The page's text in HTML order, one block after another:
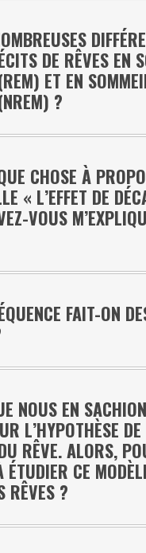
DE RÊVES EN
ET EN
?
CHOSE À
« L’EFFET DE
VOUS
FAIT-ON
NOUS EN
L’HYPOTHÈSE DE
RÊVE. ALORS,
ÉTUDIER CE
RÊVES ?